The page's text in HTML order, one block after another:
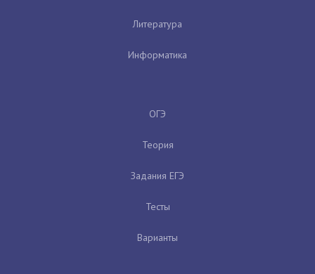
Литература
Информатика
ОГЭ
Теория
Задания ЕГЭ
Тесты
Варианты